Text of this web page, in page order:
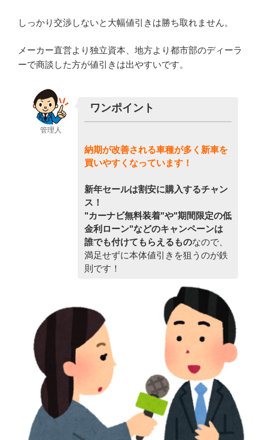
しっかり交渉しないと大幅値引きは勝ち取れません。
メーカー直営より独立資本、地方より都市部のディーラ
ーで商談した方が値引きは出やすいです。
管理人
ワンポイント
納期が改善される車種が多く新車を
買いやすくなっています！
新年セールは割安に購入するチャン
ス！
"カーナビ無料装着"や"期間限定の低
金利ローン"などのキャンペーンは
誰でも付けてもらえるものなので、
満足せずに本体値引きを狙うのが鉄
則です！